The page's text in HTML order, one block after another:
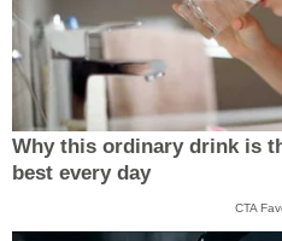
Why this ordinary drink is
best every day
CTA